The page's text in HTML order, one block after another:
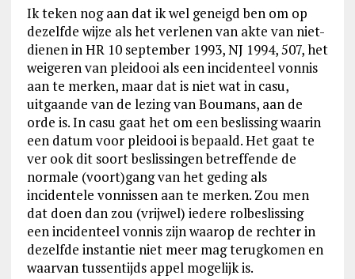
Ik teken nog aan dat ik wel geneigd ben om op
dezelfde wijze als het verlenen van akte van niet-
dienen in HR 10 september 1993, NJ 1994, 507, het
weigeren van pleidooi als een incidenteel vonnis
aan te merken, maar dat is niet wat in casu,
uitgaande van de lezing van Boumans, aan de
orde is. In casu gaat het om een beslissing waarin
een datum voor pleidooi is bepaald. Het gaat te
ver ook dit soort beslissingen betreffende de
normale (voort)gang van het geding als
incidentele vonnissen aan te merken. Zou men
dat doen dan zou (vrijwel) iedere rolbeslissing
een incidenteel vonnis zijn waarop de rechter in
dezelfde instantie niet meer mag terugkomen en
waarvan tussentijds appel mogelijk is.